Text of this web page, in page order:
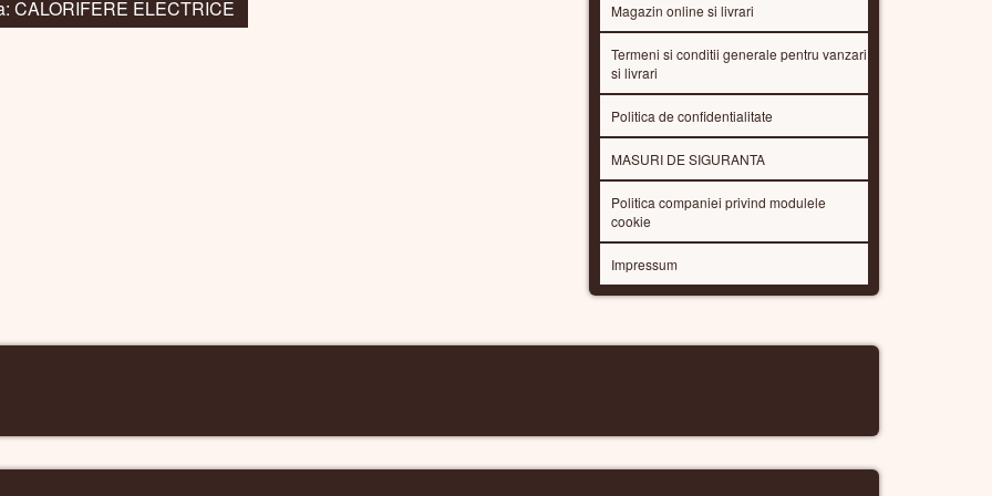
CALORIFERE ELECTRICE Magazin online si livrari
Termeni si conditii generale pentru vanzari
si livrari
Politica de confidentialitate
MASURI DE SIGURANTA
Politica companiei privind modulele
cookie
Impressum